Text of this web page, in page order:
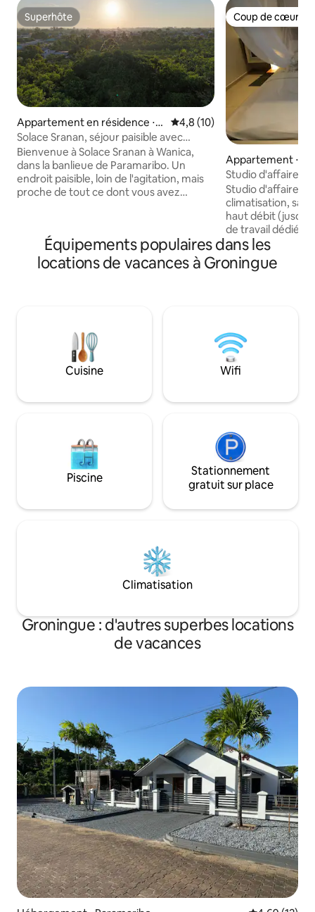
Superhôte
Superhôte
Appartement en résidence ⋅
Wanica
Évaluation moyenne sur la
4,8 (10)
Solace Sranan, séjour paisible avec
espace de travail
Bienvenue à Solace Sranan à Wanica,
dans la banlieue de Paramaribo. Un
endroit paisible, loin de l'agitation, mais
proche de tout ce dont vous avez
lumineux et d'une cuisine. La table à
manger sert également d'espace de
travail, avec une connexion Wi-Fi rapide
et une imprimante sur demande. Un lit
Idéal pour des séjours plus longs, un
workation ou quelques jours à un
rythme plus lent.
Coup de cœur
Coup de cœur
Appartement ⋅
Studio d'affaires
Espace de travail
Studio d'affaires
climatisation,
haut débit
de travail dédié
bureau et écran (HDMI).
offrir à la fois
studio dispose
aux bureaux
établissements
principales en
les voyageurs
Équipements populaires dans les
locations de vacances à Groningue
Cuisine Wifi
Piscine
Stationnement
gratuit sur place
Climatisation
Groningue : d'autres superbes locations
de vacances